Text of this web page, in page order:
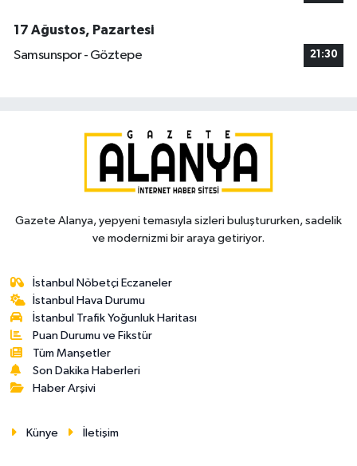
17 Ağustos, Pazartesi
Samsunspor - Göztepe
21:30
Gazete Alanya, yepyeni temasıyla sizleri buluştururken, sadelik
ve modernizmi bir araya getiriyor.
İstanbul Nöbetçi Eczaneler
İstanbul Hava Durumu
İstanbul Trafik Yoğunluk Haritası
Puan Durumu ve Fikstür
Tüm Manşetler
Son Dakika Haberleri
Haber Arşivi
Künye İletişim